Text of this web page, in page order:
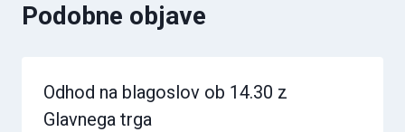
Podobne objave
Odhod na blagoslov ob 14.30 z
Glavnega trga